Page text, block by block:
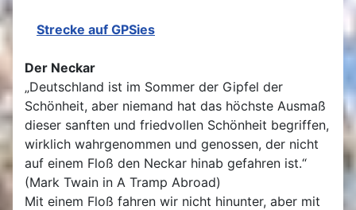
Strecke auf GPSies
Der Neckar
„Deutschland ist im Sommer der Gipfel der
Schönheit, aber niemand hat das höchste Ausmaß
dieser sanften und friedvollen Schönheit begriffen,
wirklich wahrgenommen und genossen, der nicht
auf einem Floß den Neckar hinab gefahren ist.“
(Mark Twain in A Tramp Abroad)
Mit einem Floß fahren wir nicht hinunter, aber mit